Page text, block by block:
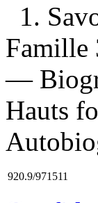
1.
—
Hauts
920.9/971511